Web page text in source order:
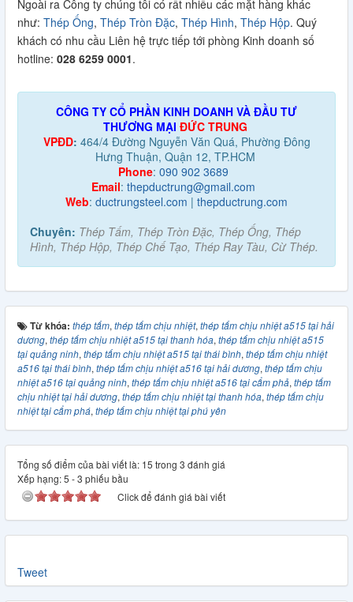
Ngoài ra Công ty chúng tôi có rất nhiều các mặt hàng khác
như: Thép Ống, Thép Tròn Đặc, Thép Hình, Thép Hộp. Quý
khách có nhu cầu Liên hệ trực tiếp tới phòng Kinh doanh số
hotline: 028 6259 0001.
CÔNG TY CỔ PHẦN KINH DOANH VÀ ĐẦU TƯ
THƯƠNG MẠI ĐỨC TRUNG
VPĐD: 464/4 Đường Nguyễn Văn Quá, Phường Đông
Hưng Thuận, Quận 12, TP.HCM
Phone: 090 902 3689
Email: thepductrung@gmail.com
Web: ductrungsteel.com | thepductrung.com
Chuyên: Thép Tấm, Thép Tròn Đặc, Thép Ống, Thép
Hình, Thép Hộp, Thép Chế Tạo, Thép Ray Tàu, Cừ Thép.
Từ khóa: thép tấm, thép tấm chịu nhiệt, thép tấm chịu nhiệt a515 tại hải
dương, thép tấm chịu nhiệt a515 tại thanh hóa, thép tấm chịu nhiệt a515
tại quảng ninh, thép tấm chịu nhiệt a515 tại thái bình, thép tấm chịu nhiệt
a516 tại thái bình, thép tấm chịu nhiệt a516 tại hải dương, thép tấm chịu
nhiệt a516 tại quảng ninh, thép tấm chịu nhiệt a516 tại cẩm phả, thép tấm
chịu nhiệt tại hải dương, thép tấm chịu nhiệt tại thanh hóa, thép tấm chịu
nhiệt tại cẩm phá, thép tấm chịu nhiệt tại phú yên
Tổng số điểm của bài viết là: 15 trong 3 đánh giá
Xếp hạng:5 -3 phiếu bầu
Click để đánh giá bài viết
Tweet